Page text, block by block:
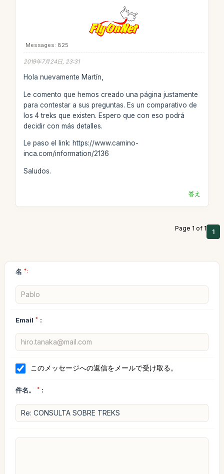
Messages: 825
2019年7月24日, 23:31
Hola nuevamente Martín,
Le comento que hemos creado una página justamente
para contestar a sus preguntas. Es un comparativo de
los 4 treks que existen. Espero que con eso podrá
decidir con más detalles.
Le paso el link: https://www.camino-
inca.com/information/2136
Saludos.
答え
Page 1 of 1 1
名 *:
Email * :
このメッセージへの返信をメールで受け取る。
件名。 * :